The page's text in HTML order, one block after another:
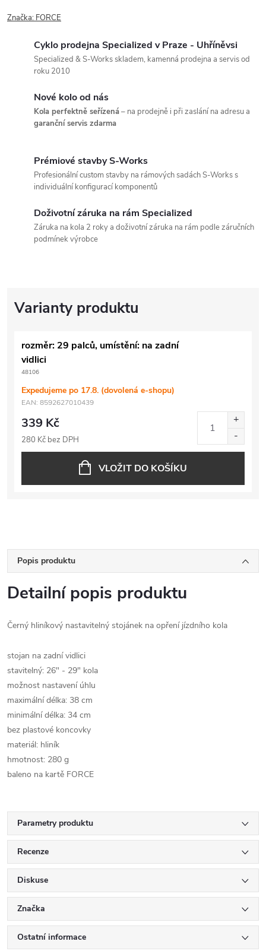
Značka: FORCE
Cyklo prodejna Specialized v Praze - Uhříněvsi
Specialized & S-Works skladem, kamenná prodejna a servis od
roku 2010
Nové kolo od nás
Kola perfektně seřízená– na prodejně i při zaslání na adresu a
garanční servis zdarma
Prémiové stavby S-Works
Profesionální custom stavby na rámových sadách S-Works s
individuální konfigurací komponentů
Doživotní záruka na rám Specialized
Záruka na kola 2 roky a doživotní záruka na rám podle záručních
podmínek výrobce
rozměr: 29 palců, umístění: na zadní
vidlici
48106
Expedujeme po 17.8. (dovolená e-shopu)
EAN: 8592627010439
339 Kč
280 Kč bez DPH
VLOŽIT DO KOŠÍKU
Popis produktu
Detailní popis produktu
Černý hliníkový nastavitelný stojánek na opření jízdního kola
stojan na zadní vidlici
stavitelný: 26" - 29" kola
možnost nastavení úhlu
maximální délka: 38 cm
minimální délka: 34 cm
bez plastové koncovky
materiál: hliník
hmotnost: 280 g
baleno na kartě FORCE
Parametry produktu
Recenze
Diskuse
Značka
Ostatní informace